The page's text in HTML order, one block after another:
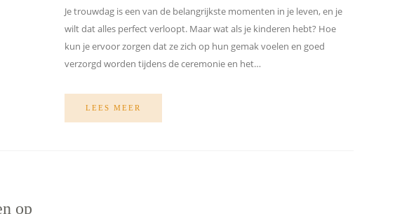
Je trouwdag is een van de belangrijkste momenten in je leven, en je
wilt dat alles perfect verloopt. Maar wat als je kinderen hebt? Hoe
kun je ervoor zorgen dat ze zich op hun gemak voelen en goed
verzorgd worden tijdens de ceremonie en het…
LEES MEER
op